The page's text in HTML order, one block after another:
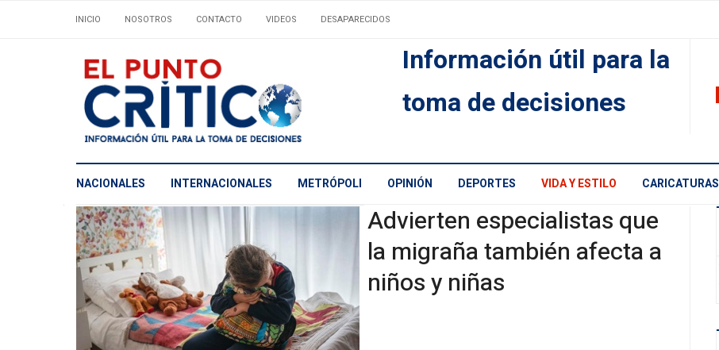
INICIO NOSOTROS CONTACTO VIDEOS DESAPARECIDOS
Información útil para la
toma de decisiones
NACIONALES INTERNACIONALES METRÓPOLI OPINIÓN DEPORTES VIDA Y ESTILO CARICATURAS
Advierten especialistas que
la migraña también afecta a
niños y niñas